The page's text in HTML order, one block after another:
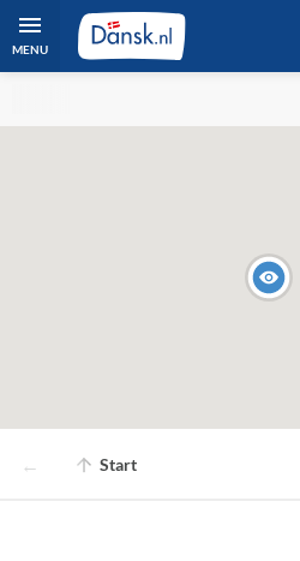
MENU
← Start